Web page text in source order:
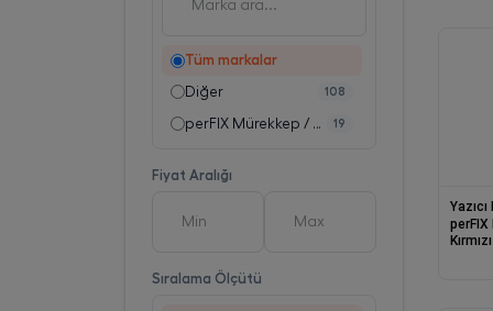
Tüm markalar
Diğer 108
19
Fiyat Aralığı
Sıralama Ölçütü